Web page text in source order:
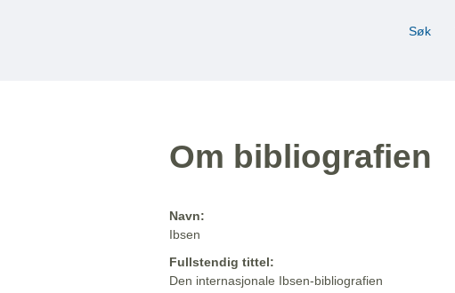
Søk
Om bibliografien
Navn:
Ibsen
Fullstendig tittel:
Den internasjonale Ibsen-bibliografien